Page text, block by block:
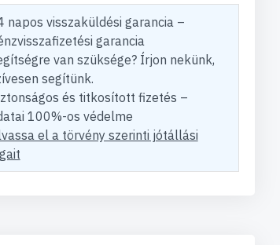
napos visszaküldési garancia –
garancia
van szüksége? Írjon nekünk,
segítünk.
és titkosított fizetés –
100%-os védelme
el a törvény szerinti jótállási